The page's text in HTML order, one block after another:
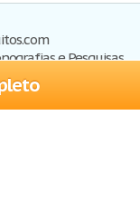
e Pesquisas